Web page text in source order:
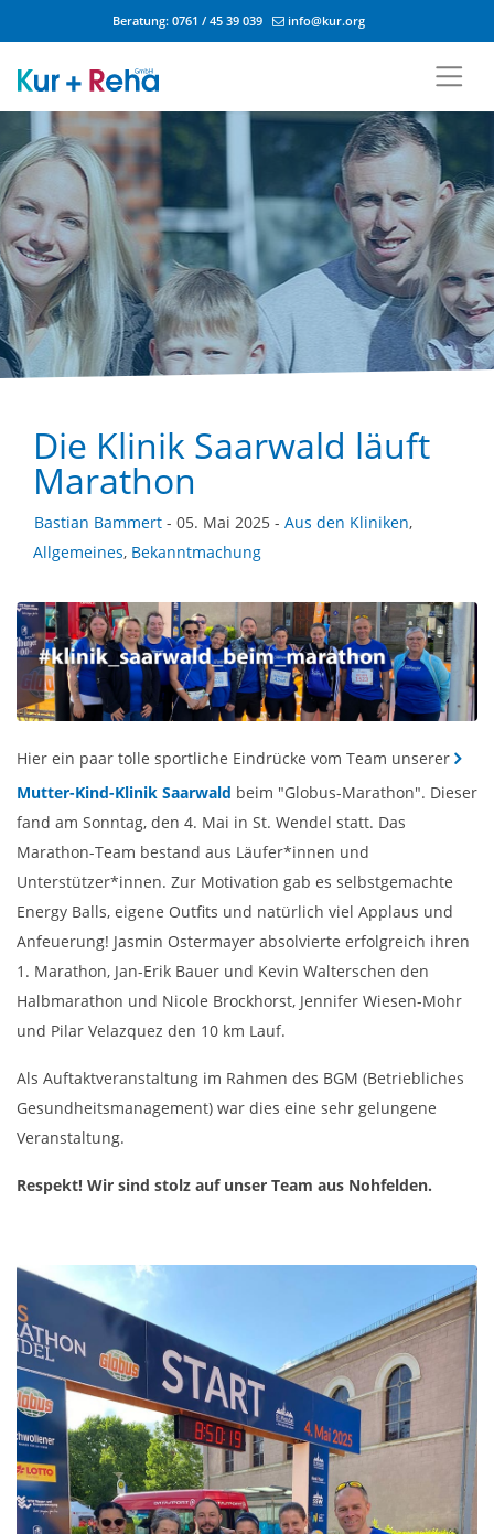
Beratung: 0761 / 45 39 039 info@kur.org
Die Klinik Saarwald läuft
Marathon
Bastian Bammert - 05. Mai 2025 - Aus den Kliniken,
Allgemeines, Bekanntmachung
Hier ein paar tolle sportliche Eindrücke vom Team unserer
Mutter-Kind-Klinik Saarwald beim "Globus-Marathon". Dieser
fand am Sonntag, den 4. Mai in St. Wendel statt. Das
Marathon-Team bestand aus Läufer*innen und
Unterstützer*innen. Zur Motivation gab es selbstgemachte
Energy Balls, eigene Outfits und natürlich viel Applaus und
Anfeuerung! Jasmin Ostermayer absolvierte erfolgreich ihren
1. Marathon, Jan-Erik Bauer und Kevin Walterschen den
Halbmarathon und Nicole Brockhorst, Jennifer Wiesen-Mohr
und Pilar Velazquez den 10 km Lauf.
Als Auftaktveranstaltung im Rahmen des BGM (Betriebliches
Gesundheitsmanagement) war dies eine sehr gelungene
Veranstaltung.
Respekt! Wir sind stolz auf unser Team aus Nohfelden.